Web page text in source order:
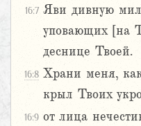
16:7 Яви дивную
уповающих [на
деснице Твоей.
16:8 Храни меня,
крыл Твоих
16:9 от лица